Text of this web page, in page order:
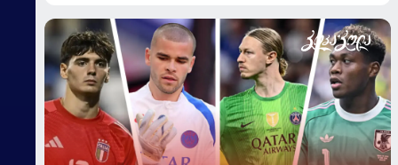
ყოფილმა მეკარემ